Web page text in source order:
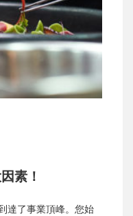
素！
達了事業頂峰。您始